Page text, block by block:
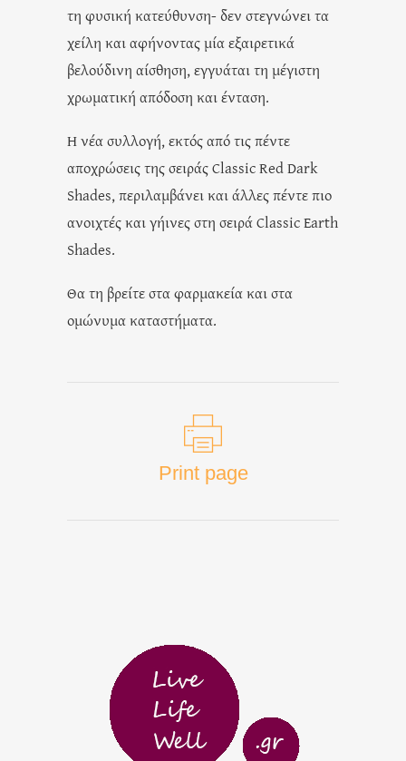
τη φυσική κατεύθυνση- δεν στεγνώνει τα
χείλη και αφήνοντας μία εξαιρετικά
βελούδινη αίσθηση, εγγυάται τη μέγιστη
χρωματική απόδοση και ένταση.
Η νέα συλλογή, εκτός από τις πέντε
αποχρώσεις της σειράς Classic Red Dark
Shades, περιλαμβάνει και άλλες πέντε πιο
ανοιχτές και γήινες στη σειρά Classic Earth
Shades.
Θα τη βρείτε στα φαρμακεία και στα
ομώνυμα καταστήματα.
Print page